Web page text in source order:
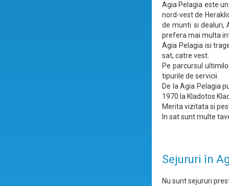
Agia Pelagia este
nord-vest de
de munti si dealuri,
prefera mai multa
Agia Pelagia isi
sat, catre vest.
Pe parcursul
tipurile de servicii.
De la Agia Pelagia
1970 la Kladotos
Merita vizitata si
In sat sunt multe
Sejururi în
Nu sunt sejururi